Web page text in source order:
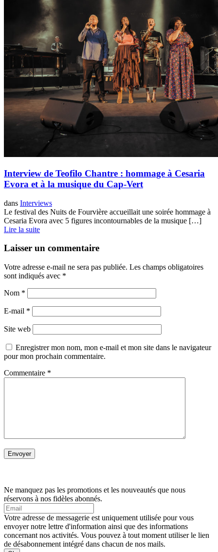
Interview de Teofilo Chantre : hommage à Cesaria
Evora et à la musique du Cap-Vert
dans Interviews
Le festival des Nuits de Fourvière accueillait une soirée hommage à
Cesaria Evora avec 5 figures incontournables de la musique […]
Lire la suite
Laisser un commentaire
Votre adresse e-mail ne sera pas publiée. Les champs obligatoires
sont indiqués avec *
Nom *
E-mail *
Site web
Enregistrer mon nom, mon e-mail et mon site dans le navigateur
pour mon prochain commentaire.
Commentaire *
Ne manquez pas les promotions et les nouveautés que nous
réservons à nos fidèles abonnés.
Votre adresse de messagerie est uniquement utilisée pour vous
envoyer notre lettre d'information ainsi que des informations
concernant nos activités. Vous pouvez à tout moment utiliser le lien
de désabonnement intégré dans chacun de nos mails.